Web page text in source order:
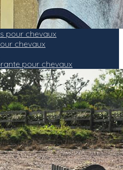
pour chevaux
chevaux
pour chevaux